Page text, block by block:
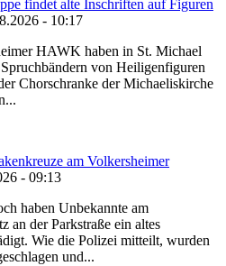
findet alte Inschriften auf Figuren
- 10:17
HAWK haben in St. Michael
von Heiligenfiguren
Chorschranke der Michaeliskirche
am Volkersheimer
- 09:13
haben Unbekannte am
an der Parkstraße ein altes
Wie die Polizei mitteilt, wurden
und...